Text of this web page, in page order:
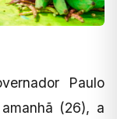
Paulo
(26), a